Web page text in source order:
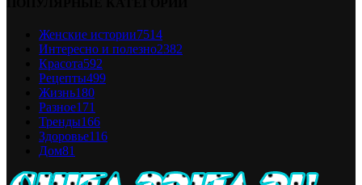
Женские истории7514
Интересно и полезно2382
Красота592
Рецепты499
Жизнь180
Разное171
Тренды166
Здоровье116
Дом81